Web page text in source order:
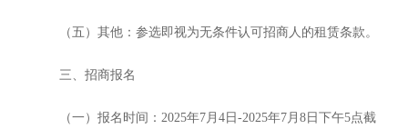
（ 五 ） 其他 ： 参选即视为无条件认可招商人的租赁条款。
三、 招商报名
（一） 报名时间 ： 2025年7月4日-2025年7月 8日下午5点截